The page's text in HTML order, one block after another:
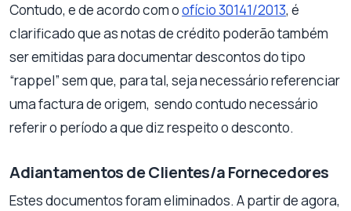
Contudo, e de acordo com oofício 30141/2013, é
clarificado que as notas de crédito poderão também
ser emitidas para documentar descontos do tipo
“rappel” sem que, para tal, seja necessário referenciar
uma factura de origem, sendo contudo necessário
referir o período a que diz respeito o desconto.
Adiantamentos de Clientes/a Fornecedores
Estes documentos foram eliminados. A partir de agora,